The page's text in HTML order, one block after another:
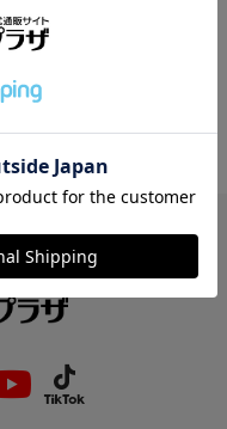
菜
野菜・果物